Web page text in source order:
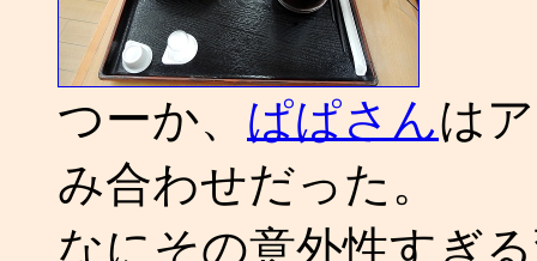
つーか、 ぱぱさんは
み合わせだった。
なにその意外性すぎ